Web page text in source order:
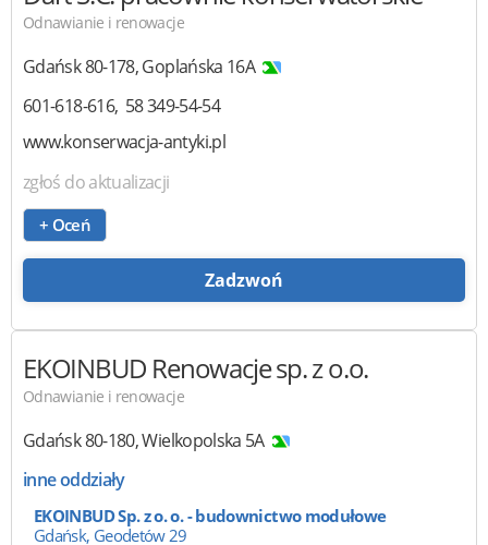
Odnawianie i renowacje
Gdańsk80-178,Goplańska 16A
601-618-616 58 349-54-54
www.konserwacja-antyki.pl
zgłoś do aktualizacji
+ Oceń
Zadzwoń
EKOINBUD Renowacjesp. z o.o.
Odnawianie i renowacje
Gdańsk80-180,Wielkopolska 5A
inne oddziały
EKOINBUD Sp. z o. o. - budownictwo modułowe
Gdańsk, Geodetów 29